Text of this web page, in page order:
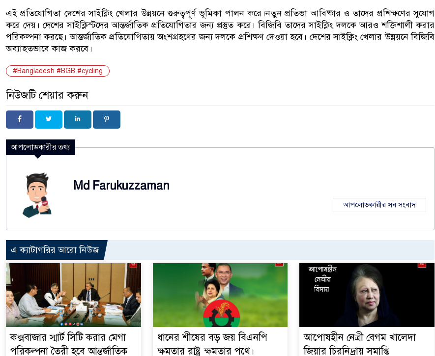
এই প্রতিযোগিতা দেশের সাইক্লিং খেলার উন্নয়নে গুরুত্বপূর্ণ ভূমিকা পালন করে।নতুন প্রতিভা আবিষ্কার ও তাদের প্রশিক্ষণের সুযোগ
করে দেয়। দেশের সাইক্লিস্টদের আন্তর্জাতিক প্রতিযোগিতার জন্য প্রস্তুত করে। বিজিবি তাদের সাইক্লিং দলকে আরও শক্তিশালী করার
পরিকল্পনা করছে। আন্তর্জাতিক প্রতিযোগিতায় অংশগ্রহণের জন্য দলকে প্রশিক্ষণ দেওয়া হবে। দেশের সাইক্লিং খেলার উন্নয়নে বিজিবি
অব্যাহতভাবে কাজ করবে।
#Bangladesh #BGB #cycling
নিউজটি শেয়ার করুন
আপলোডকারীর তথ্য
Md Farukuzzaman
আপলোডকারীর সব সংবাদ
এ ক্যাটাগরির আরো নিউজ
কক্সবাজার স্মার্ট সিটি করার মেগা
পরিকল্পনা তৈরী হবে আন্তর্জাতিক
ধানের শীষের বড় জয় বিএনপি
ক্ষমতার রাষ্ট্র ক্ষমতার পথে।
আপোষহীন নেত্রী বেগম খালেদা
জিয়ার চিরনিদ্রায় সমাপ্তি